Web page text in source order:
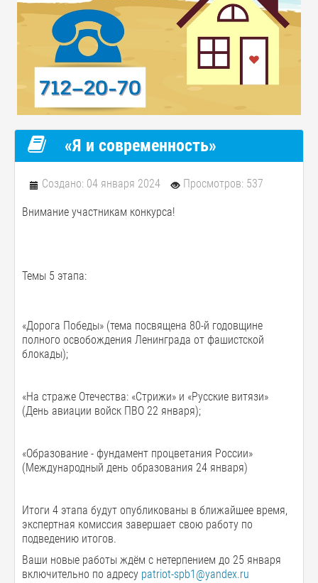
«Я и современность»
Создано: 04 января 2024 Просмотров: 537
Внимание участникам конкурса!
Темы 5 этапа:
«Дорога Победы» (тема посвящена 80-й годовщине
полного освобождения Ленинграда от фашистской
блокады);
«На страже Отечества: «Стрижи» и «Русские витязи»
(День авиации войск ПВО 22 января);
«Образование - фундамент процветания России»
(Международный день образования 24 января)
Итоги 4 этапа будут опубликованы в ближайшее время,
экспертная комиссия завершает свою работу по
подведению итогов.
Ваши новые работы ждём с нетерпением до 25 января
включительно по адресу patriot-spb1@yandex.ru